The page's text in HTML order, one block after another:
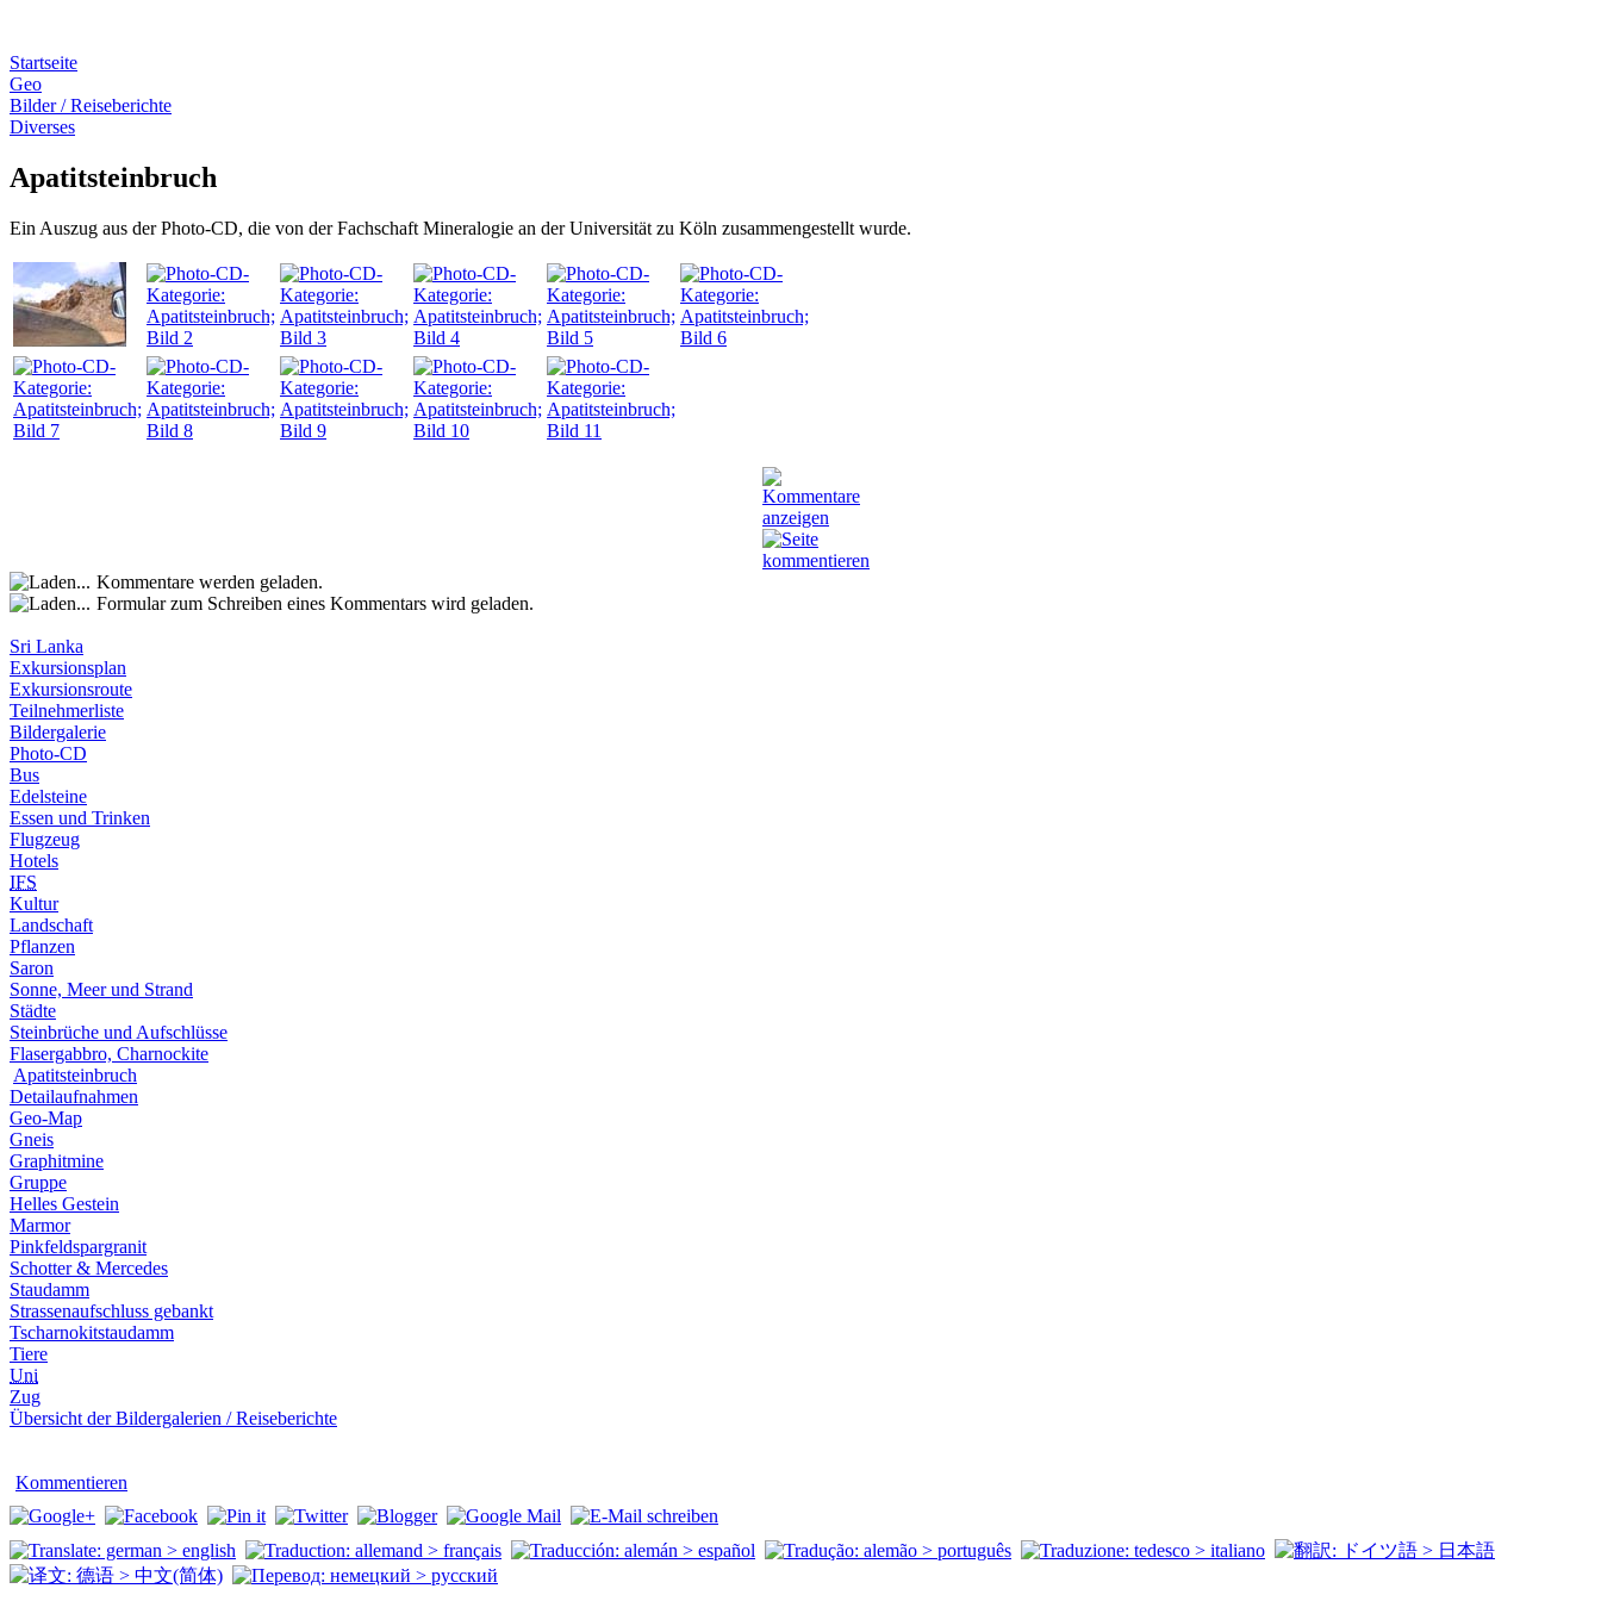
Startseite
Geo
Bilder / Reiseberichte
Diverses
Apatitsteinbruch
Ein Auszug aus der Photo-CD, die von der Fachschaft Mineralogie an der Universität zu Köln zusammengestellt wurde.
Kommentare werden geladen.
Formular zum Schreiben eines Kommentars wird geladen.
Sri Lanka
Exkursionsplan
Exkursionsroute
Teilnehmerliste
Bildergalerie
Photo-CD
Bus
Edelsteine
Essen und Trinken
Flugzeug
Hotels
IFS
Kultur
Landschaft
Pflanzen
Saron
Sonne, Meer und Strand
Städte
Steinbrüche und Aufschlüsse
Flasergabbro, Charnockite
Apatitsteinbruch
Detailaufnahmen
Geo-Map
Gneis
Graphitmine
Gruppe
Helles Gestein
Marmor
Pinkfeldspargranit
Schotter & Mercedes
Staudamm
Strassenaufschluss gebankt
Tscharnokitstaudamm
Tiere
Uni
Zug
Übersicht der Bildergalerien / Reiseberichte
Kommentieren